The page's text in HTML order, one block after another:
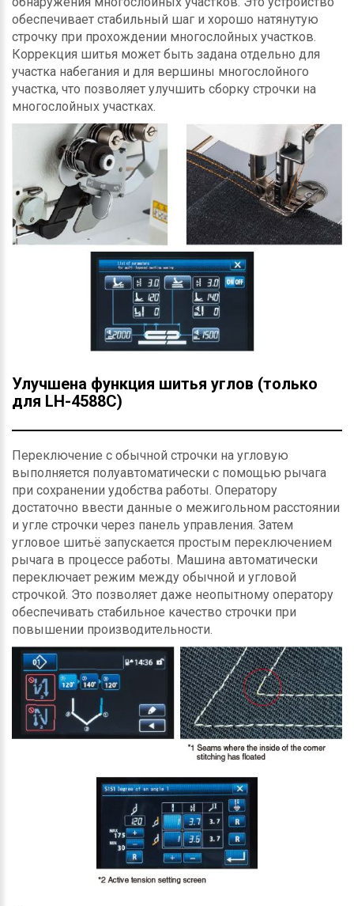
обеспечивает стабильный шаг и хорошо натянутую
строчку при прохождении многослойных участков.
Коррекция шитья может быть задана отдельно для
участка набегания и для вершины многослойного
участка, что позволяет улучшить сборку строчки на
многослойных участках.
Улучшена функция шитья углов (только
для LH-4588C)
Переключение с обычной строчки на угловую
выполняется полуавтоматически с помощью рычага
при сохранении удобства работы. Оператору
достаточно ввести данные о межигольном расстоянии
и угле строчки через панель управления. Затем
угловое шитьё запускается простым переключением
рычага в процессе работы. Машина автоматически
переключает режим между обычной и угловой
строчкой. Это позволяет даже неопытному оператору
обеспечивать стабильное качество строчки при
повышении производительности.